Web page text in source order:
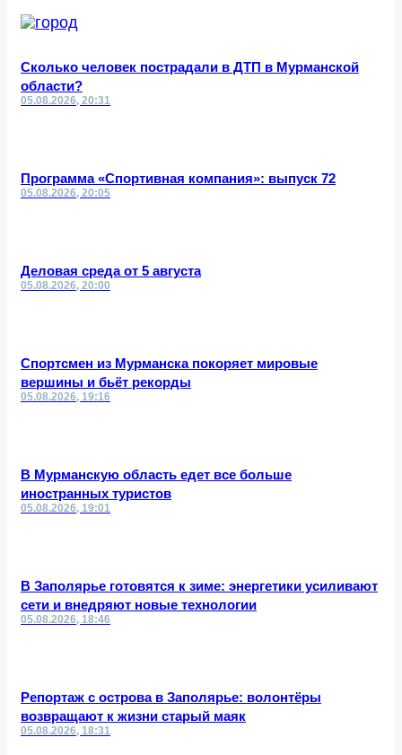
Сколько человек пострадали в ДТП в Мурманской
области?
05.08.2026, 20:31
Программа «Спортивная компания»: выпуск 72
05.08.2026, 20:05
Деловая среда от 5 августа
05.08.2026, 20:00
Спортсмен из Мурманска покоряет мировые
вершины и бьёт рекорды
05.08.2026, 19:16
В Мурманскую область едет все больше
иностранных туристов
05.08.2026, 19:01
В Заполярье готовятся к зиме: энергетики усиливают
сети и внедряют новые технологии
05.08.2026, 18:46
Репортаж с острова в Заполярье: волонтёры
возвращают к жизни старый маяк
05.08.2026, 18:31